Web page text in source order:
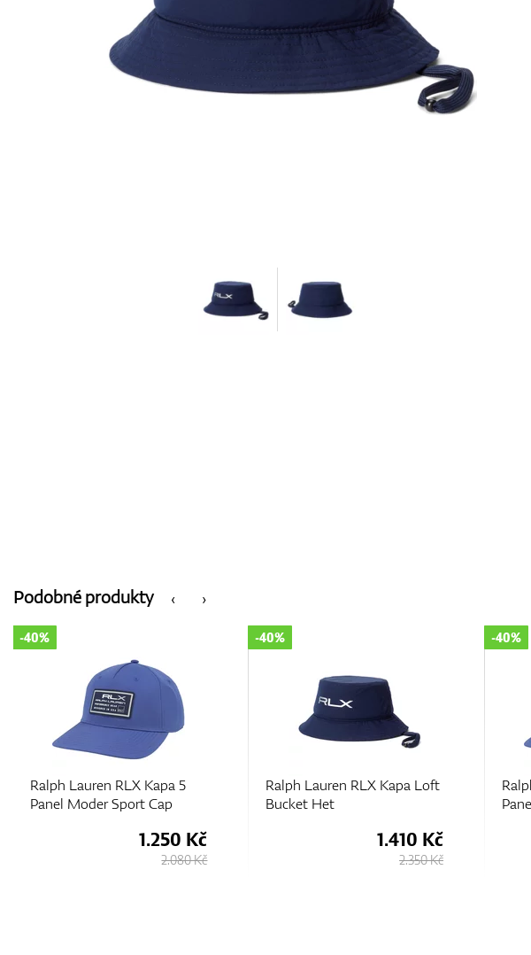
‹
Podobné produkty ›
Ralph Lauren RLX Kapa Loft
Bucket Het
1.410 Kč
2.350 Kč
Ralph Lauren RLX Kapa 5
Panel Moder Sport Cap
1.250 Kč
2.080 Kč